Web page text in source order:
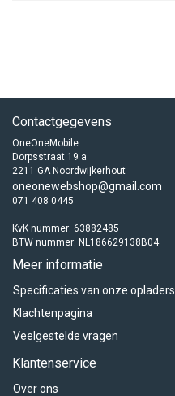
Contactgegevens
OneOneMobile
Dorpsstraat 19 a
2211 GA Noordwijkerhout
oneonewebshop@gmail.com
071 408 0445
KvK nummer: 63882485
BTW nummer: NL186629138B04
Meer informatie
Specificaties van onze opladers
Klachtenpagina
Veelgestelde vragen
Klantenservice
Over ons